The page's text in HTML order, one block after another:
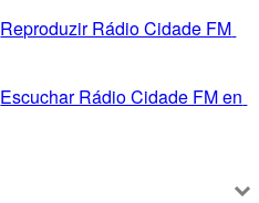
Reproduzir Rádio Cidade FM
Escuchar Rádio Cidade FM en